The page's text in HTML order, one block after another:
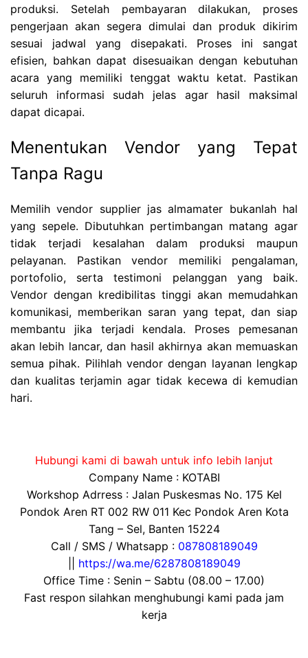
produksi. Setelah pembayaran dilakukan, proses
pengerjaan akan segera dimulai dan produk dikirim
sesuai jadwal yang disepakati. Proses ini sangat
efisien, bahkan dapat disesuaikan dengan kebutuhan
acara yang memiliki tenggat waktu ketat. Pastikan
seluruh informasi sudah jelas agar hasil maksimal
dapat dicapai.
Menentukan Vendor yang Tepat
Tanpa Ragu
Memilih vendor supplier jas almamater bukanlah hal
yang sepele. Dibutuhkan pertimbangan matang agar
tidak terjadi kesalahan dalam produksi maupun
pelayanan. Pastikan vendor memiliki pengalaman,
portofolio, serta testimoni pelanggan yang baik.
Vendor dengan kredibilitas tinggi akan memudahkan
komunikasi, memberikan saran yang tepat, dan siap
membantu jika terjadi kendala. Proses pemesanan
akan lebih lancar, dan hasil akhirnya akan memuaskan
semua pihak. Pilihlah vendor dengan layanan lengkap
dan kualitas terjamin agar tidak kecewa di kemudian
hari.
Hubungi kami di bawah untuk info lebih lanjut
Company Name : KOTABI
Workshop Adrress : Jalan Puskesmas No. 175 Kel
Pondok Aren RT 002 RW 011 Kec Pondok Aren Kota
Tang – Sel, Banten 15224
Call / SMS / Whatsapp : 087808189049
https://wa.me/6287808189049
Office Time : Senin – Sabtu (08.00 – 17.00)
Fast respon silahkan menghubungi kami pada jam
kerja